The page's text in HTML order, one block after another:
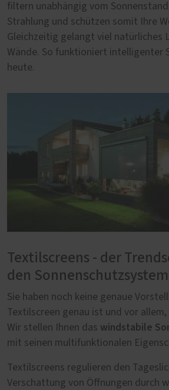
filtern unabhängig vom
Strahlung und schützen somit Ihre
Gleichzeitig gelangt viel natürliches
Wände. So funktioniert intelligenter
heute.
Textilscreens - der
den
Sie haben noch keine genaue
Textilscreen genau ist und vor allem,
Wir stellen Ihnen das windstabile
mit seinen multifunktionalen
Textilscreens regulieren den
Verschattung von Öffnungen durch